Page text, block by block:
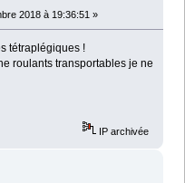
2018 à 19:36:51 »
tétraplégiques !
roulants transportables je ne
IP archivée